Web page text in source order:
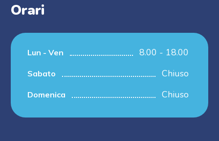
Orari
Lun - Ven 8.00 - 18.00
Sabato Chiuso
Domenica Chiuso